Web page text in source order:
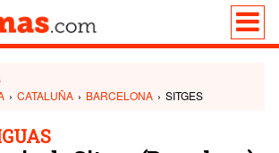
› CATALUÑA › BARCELONA › SITGES